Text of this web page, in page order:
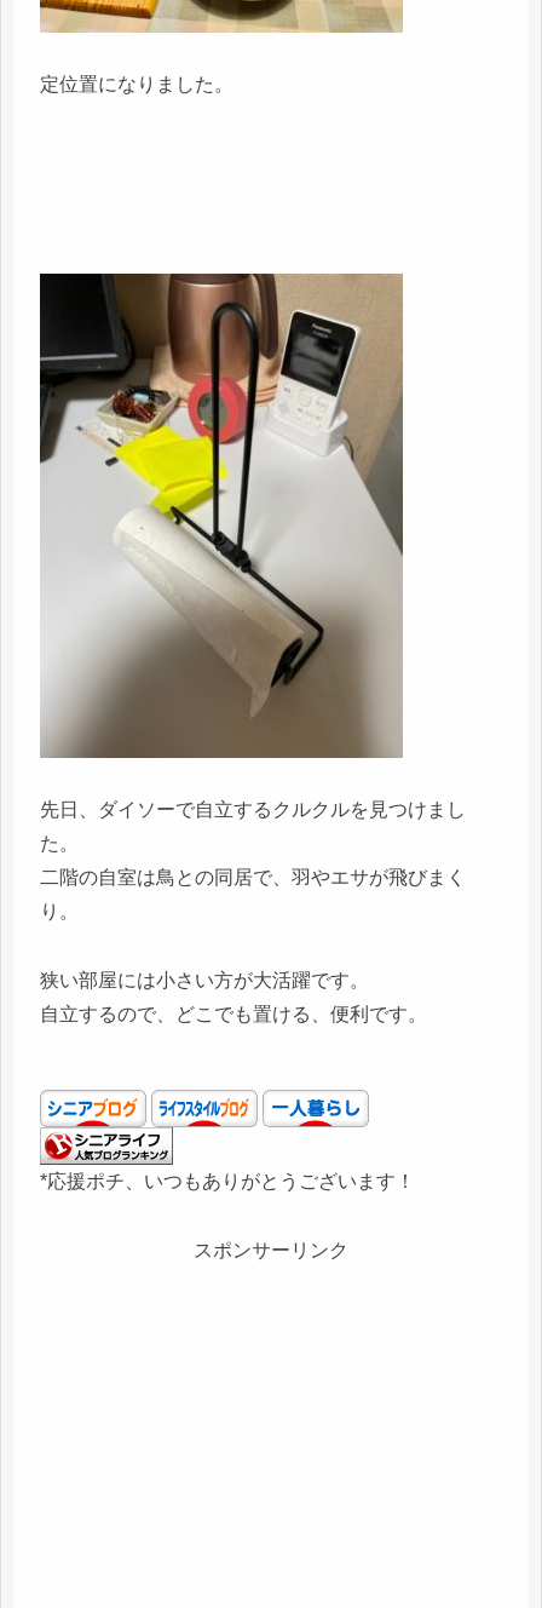
定位置になりました。
先日、ダイソーで自立するクルクルを見つけまし
た。
二階の自室は鳥との同居で、羽やエサが飛びまく
り。
狭い部屋には小さい方が大活躍です。
自立するので、どこでも置ける、便利です。
*応援ポチ、いつもありがとうございます！
スポンサーリンク